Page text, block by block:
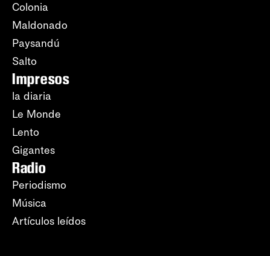
Colonia
Maldonado
Paysandú
Salto
Impresos
la diaria
Le Monde
Lento
Gigantes
Radio
Periodismo
Música
Artículos leídos